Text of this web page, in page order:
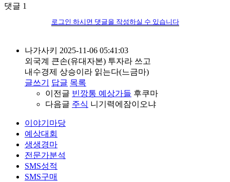
댓글 1
로그인 하시면 댓글을 작성하실 수 있습니다
나가사키 2025-11-06 05:41:03
외국계 큰손(유대자본) 투자라 쓰고
내수경제 상승이라 읽는다(느금마)
글쓰기
답글 목록
이전글 빈깡통 예상가들 후쿠마
다음글 주식 니기력에잠이오냐
이야기마당
예상대회
생생경마
전문가분석
SMS성적
SMS구매